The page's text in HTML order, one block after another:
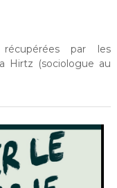
par les
Hirtz (sociologue au